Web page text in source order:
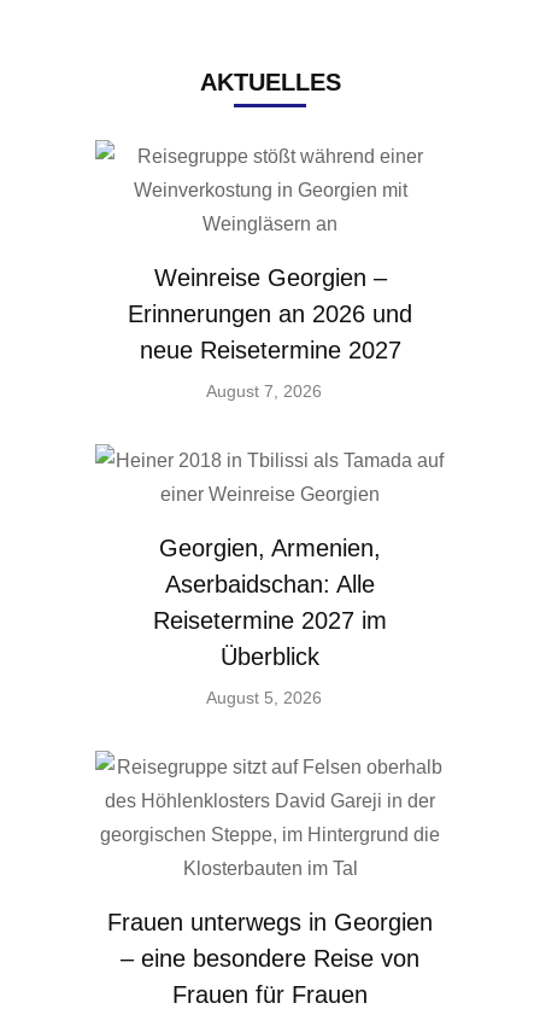
AKTUELLES
Weinreise Georgien –
Erinnerungen an 2026 und
neue Reisetermine 2027
August 7, 2026
Georgien, Armenien,
Aserbaidschan: Alle
Reisetermine 2027 im
Überblick
August 5, 2026
Frauen unterwegs in Georgien
– eine besondere Reise von
Frauen für Frauen